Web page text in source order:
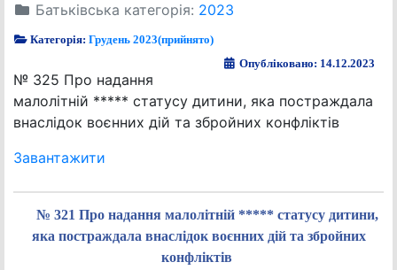
Батьківська категорія: 2023
Категорія:Грудень 2023(прийнято)
Опубліковано: 14.12.2023
№ 325 Про надання
малолітній ***** статусу дитини, яка постраждала
внаслідок воєнних дій та збройних конфліктів
Завантажити
№ 321 Про надання малолітній ***** статусу дитини,
яка постраждала внаслідок воєнних дій та збройних
конфліктів